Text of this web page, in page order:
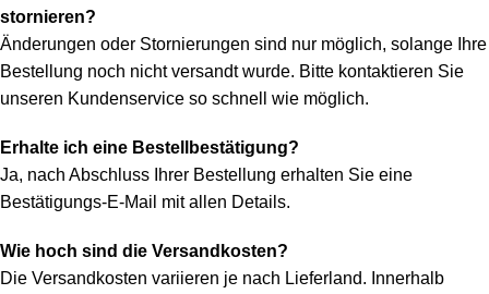
stornieren?
Änderungen oder Stornierungen sind nur möglich, solange Ihre
Bestellung noch nicht versandt wurde. Bitte kontaktieren Sie
unseren Kundenservice so schnell wie möglich.
Erhalte ich eine Bestellbestätigung?
Ja, nach Abschluss Ihrer Bestellung erhalten Sie eine
Bestätigungs-E-Mail mit allen Details.
Wie hoch sind die Versandkosten?
Die Versandkosten variieren je nach Lieferland. Innerhalb